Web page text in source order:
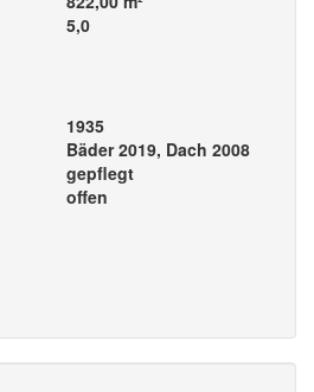
5,0
1935
Bäder 2019, Dach 2008
gepflegt
offen